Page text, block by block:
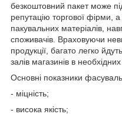
безкоштовний пакет може
репутацію торгової фірми, а
пакувальних матеріалів,
споживачів. Враховуючи
продукції, багато легко
залів магазинів в
Основні показники
- міцність;
- висока якість;